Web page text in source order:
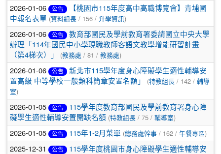
2026-01-06 公告
【桃園市115年度高中高職博覽會】青埔國
中報名表單 (資料組長 / 156 / 升學資訊)
2026-01-06 公告
教育部國民及學前教育署委請國立中央大學
辦理「114年國民中小學現職教師客語文教學增能研習計畫
（第4梯次）」
(教務處 / 81 / 教務處)
2026-01-06 公告
新北市115學年度身心障礙學生適性輔導安
置高級 中等學校一般類科簡章安置名額」
(特教組長 / 142 / 輔導
室)
2026-01-05 公告
115學年度教育部國民及學前教育署身心障
礙學生適性輔導安置開缺名額 (特教組長 / 75 / 輔導室)
2026-01-05 公告 115年1-2月菜單 (總務處幹事 / 162 / 午餐專區)
2025-12-31 公告
115學年度桃園市身心障礙學生適性輔導安